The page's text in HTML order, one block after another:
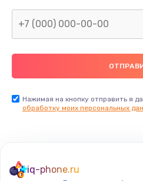
2000
Ремонт
900
Нажимая на кнопку отправить я
обработку моих персональных
iq-phone.ru